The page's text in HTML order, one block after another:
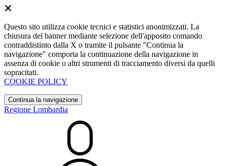
Questo sito utilizza cookie tecnici e statistici anonimizzati. La
chiusura del banner mediante selezione dell'apposito comando
contraddistinto dalla X o tramite il pulsante "Continua la
navigazione" comporta la continuazione della navigazione in
assenza di cookie o altri strumenti di tracciamento diversi da quelli
sopracitati.
COOKIE POLICY
Continua la navigazione
Regione Lombardia